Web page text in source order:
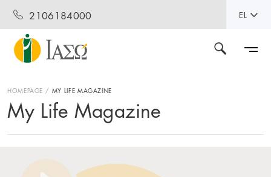
2106184000 EL
HOMEPAGE MY LIFE MAGAZINE
My Life Magazine